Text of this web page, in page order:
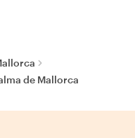
de Mallorca